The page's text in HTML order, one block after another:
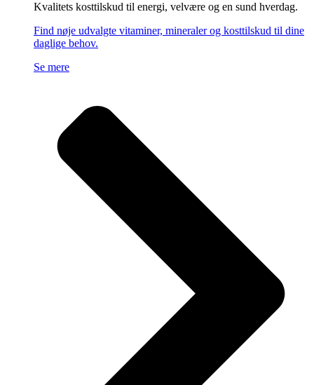
Kvalitets kosttilskud til energi, velvære og en sund hverdag.
Find nøje udvalgte vitaminer, mineraler og kosttilskud til dine
daglige behov.
Se mere